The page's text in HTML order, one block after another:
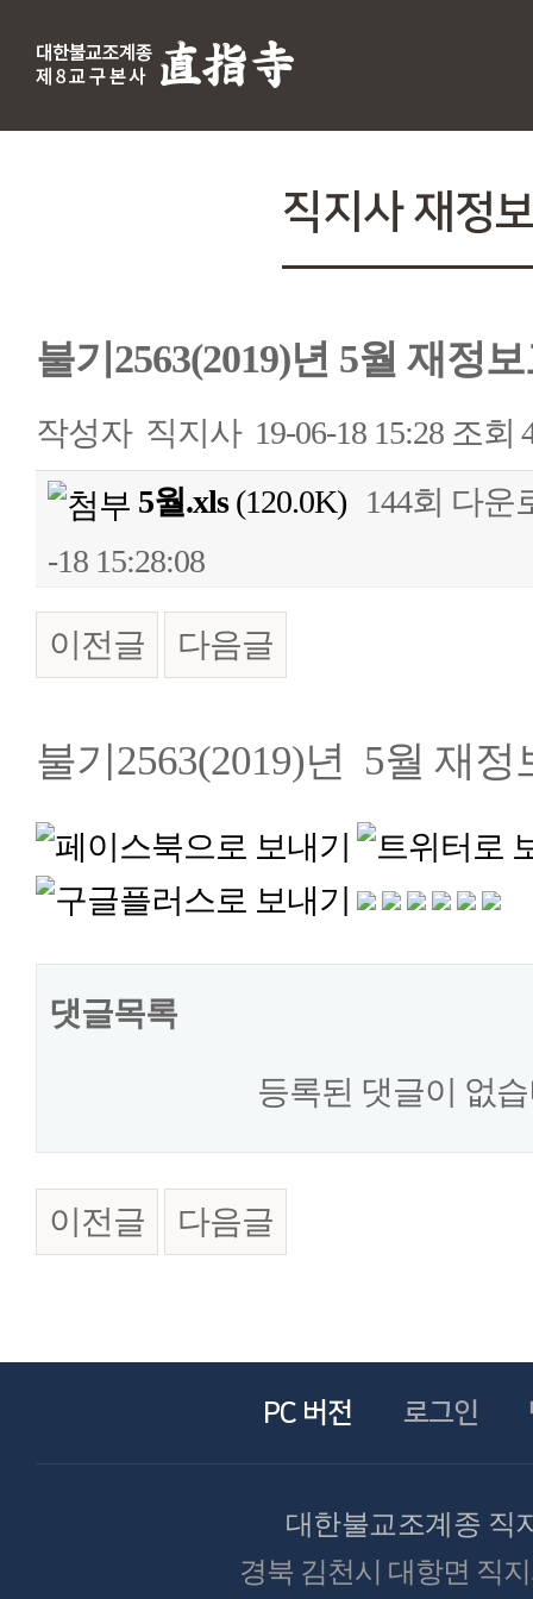
직지사 재정
불기2563(2019)년 5월 재정
작성자 직지사 19-06-18 15:28 조회
5월.xls(120.0K) 144회 다운
-18 15:28:08
이전글 다음글
본문
불기2563(2019)년 5월 재
댓글목록
등록된 댓글이 없
이전글 다음글
PC 버전 로그인
대한불교조계종 직
경북 김천시 대항면 직